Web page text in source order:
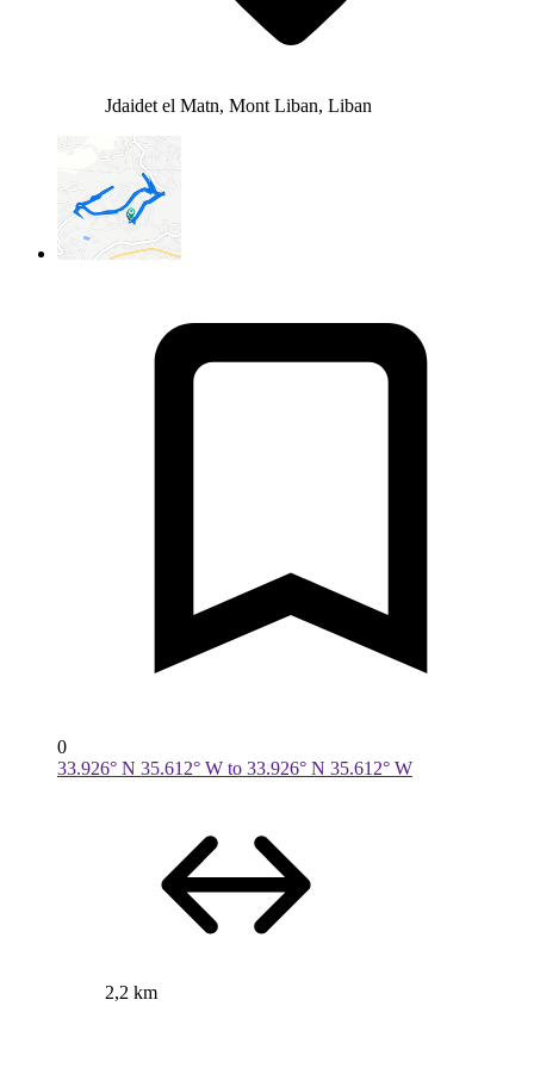
Jdaidet el Matn, Mont Liban, Liban
0
33.926° N 35.612° W to 33.926° N 35.612° W
2,2 km